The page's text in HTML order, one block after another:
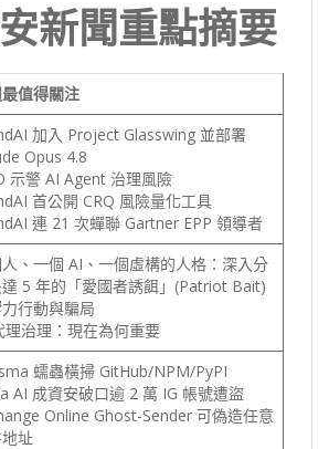
新聞重點摘要
值得關注
加入 Project Glasswing 並部署
Opus 4.8
示警 AI Agent 治理風險
首公開 CRQ 風險量化工具
連 21 次蟬聯 Gartner EPP 領導者
、一個 AI、一個虛構的人格：深入分
5 年的「愛國者誘餌」(Patriot Bait)
行動與騙局
理治理：現在為何重要
蠕蟲橫掃 GitHub/NPM/PyPI
AI 成資安破口逾 2 萬 IG 帳號遭盜
Online Ghost-Sender 可偽造任意
址